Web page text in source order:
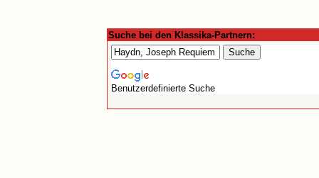
Suche bei den Klassika-Partnern:
Benutzerdefinierte Suche